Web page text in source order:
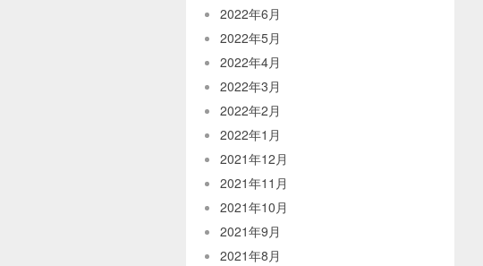
2022年6月
2022年5月
2022年4月
2022年3月
2022年2月
2022年1月
2021年12月
2021年11月
2021年10月
2021年9月
2021年8月